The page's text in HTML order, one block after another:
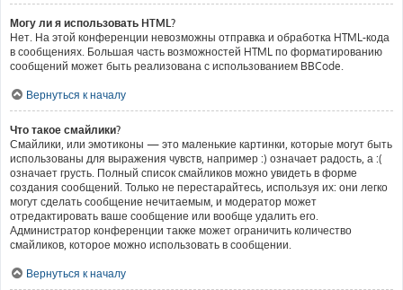
Могу ли я использовать HTML?
Нет. На этой конференции невозможны отправка и обработка HTML-кода
в сообщениях. Большая часть возможностей HTML по форматированию
сообщений может быть реализована с использованием BBCode.
Вернуться к началу
Что такое смайлики?
Смайлики, или эмотиконы — это маленькие картинки, которые могут быть
использованы для выражения чувств, например :) означает радость, а :(
означает грусть. Полный список смайликов можно увидеть в форме
создания сообщений. Только не перестарайтесь, используя их: они легко
могут сделать сообщение нечитаемым, и модератор может
отредактировать ваше сообщение или вообще удалить его.
Администратор конференции также может ограничить количество
смайликов, которое можно использовать в сообщении.
Вернуться к началу